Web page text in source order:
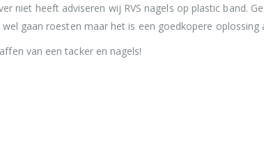
niet heeft adviseren wij RVS nagels op plastic band.
gaan roesten maar het is een goedkopere oplossing
van een tacker en nagels!